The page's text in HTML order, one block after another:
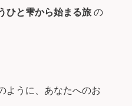
ひと雫から始まる旅の
ように、あなたへのお